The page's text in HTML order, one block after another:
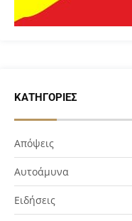
ΚΑΤΗΓΟΡΊΕΣ
Απόψεις
Αυτοάμυνα
Ειδήσεις